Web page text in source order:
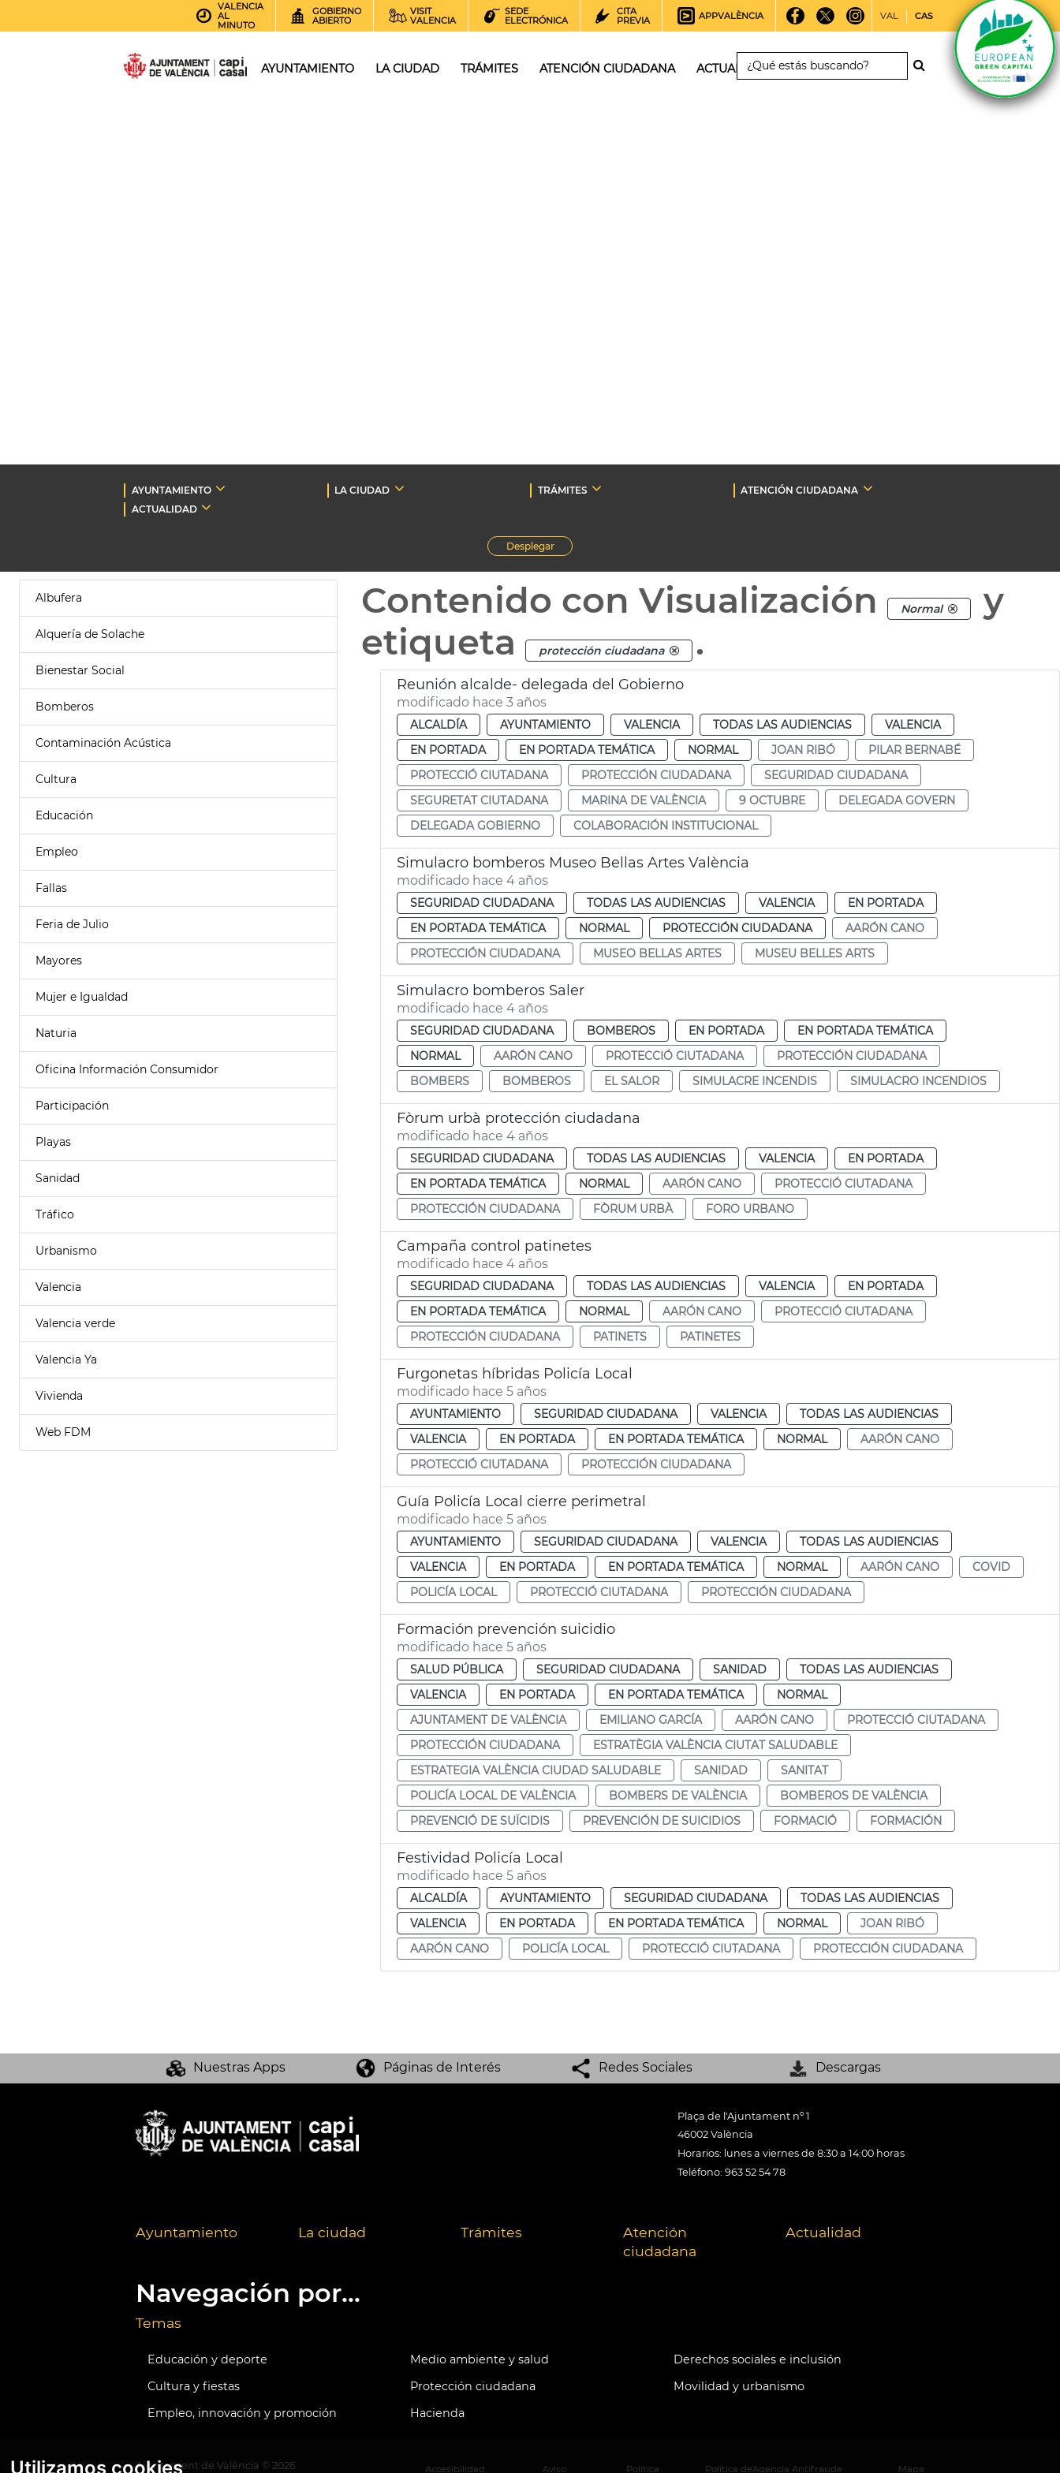
Utilizamos cookies
VALENCIA
AL
MINUTO
GOBIERNO
ABIERTO
VISIT
VALENCIA
SEDE
ELECTRÓNICA
CITA
PREVIA
APPVALÈNCIA VAL CAS
AYUNTAMIENTO LA CIUDAD TRÁMITES ATENCIÓN CIUDADANA ACTUALIDAD
AYUNTAMIENTO LA CIUDAD TRÁMITES
ATENCIÓN CIUDADANA
ACTUALIDAD
Desplegar
Albufera
Alquería de Solache
Bienestar Social
Bomberos
Contaminación Acústica
Cultura
Educación
Empleo
Fallas
Feria de Julio
Mayores
Mujer e Igualdad
Naturia
Oficina Información Consumidor
Participación
Playas
Sanidad
Tráfico
Urbanismo
Valencia
Valencia verde
Valencia Ya
Vivienda
Web FDM
Contenido con Visualización Normal
y
etiqueta
protección ciudadana .
Reunión alcalde- delegada del Gobierno
modificado hace 3 años
ALCALDÍA AYUNTAMIENTO VALENCIA TODAS LAS AUDIENCIAS
VALENCIA
EN PORTADA
EN PORTADA TEMÁTICA NORMAL JOAN RIBÓ
PILAR BERNABÉ
PROTECCIÓ CIUTADANA
PROTECCIÓN CIUDADANA
SEGURIDAD CIUDADANA
SEGURETAT CIUTADANA
MARINA DE VALÈNCIA 9 OCTUBRE
DELEGADA GOVERN
DELEGADA GOBIERNO
COLABORACIÓN INSTITUCIONAL
Simulacro bomberos Museo Bellas Artes València
modificado hace 4 años
SEGURIDAD CIUDADANA TODAS LAS AUDIENCIAS VALENCIA
EN PORTADA
EN PORTADA TEMÁTICA
NORMAL PROTECCIÓN CIUDADANA
AARÓN CANO
PROTECCIÓN CIUDADANA
MUSEO BELLAS ARTES MUSEU BELLES ARTS
Simulacro bomberos Saler
modificado hace 4 años
SEGURIDAD CIUDADANA BOMBEROS EN PORTADA
EN PORTADA TEMÁTICA
NORMAL
AARÓN CANO PROTECCIÓ CIUTADANA
PROTECCIÓN CIUDADANA
BOMBERS
BOMBEROS EL SALOR SIMULACRE INCENDIS SIMULACRO INCENDIOS
Fòrum urbà protección ciudadana
modificado hace 4 años
SEGURIDAD CIUDADANA TODAS LAS AUDIENCIAS VALENCIA
EN PORTADA
EN PORTADA TEMÁTICA
NORMAL AARÓN CANO
PROTECCIÓ CIUTADANA
PROTECCIÓN CIUDADANA
FÒRUM URBÀ FORO URBANO
Campaña control patinetes
modificado hace 4 años
SEGURIDAD CIUDADANA TODAS LAS AUDIENCIAS VALENCIA
EN PORTADA
EN PORTADA TEMÁTICA
NORMAL AARÓN CANO
PROTECCIÓ CIUTADANA
PROTECCIÓN CIUDADANA
PATINETS PATINETES
Furgonetas híbridas Policía Local
modificado hace 5 años
AYUNTAMIENTO SEGURIDAD CIUDADANA VALENCIA
TODAS LAS AUDIENCIAS
VALENCIA
EN PORTADA EN PORTADA TEMÁTICA NORMAL
AARÓN CANO
PROTECCIÓ CIUTADANA
PROTECCIÓN CIUDADANA
Guía Policía Local cierre perimetral
modificado hace 5 años
AYUNTAMIENTO SEGURIDAD CIUDADANA VALENCIA
TODAS LAS AUDIENCIAS
VALENCIA
EN PORTADA EN PORTADA TEMÁTICA NORMAL AARÓN CANO
COVID
POLICÍA LOCAL
PROTECCIÓ CIUTADANA PROTECCIÓN CIUDADANA
Formación prevención suicidio
modificado hace 5 años
SALUD PÚBLICA SEGURIDAD CIUDADANA SANIDAD
TODAS LAS AUDIENCIAS
VALENCIA
EN PORTADA EN PORTADA TEMÁTICA
NORMAL
AJUNTAMENT DE VALÈNCIA
EMILIANO GARCÍA AARÓN CANO
PROTECCIÓ CIUTADANA
PROTECCIÓN CIUDADANA
ESTRATÈGIA VALÈNCIA CIUTAT SALUDABLE
ESTRATEGIA VALÈNCIA CIUDAD SALUDABLE
SANIDAD
SANITAT
POLICÍA LOCAL DE VALÈNCIA
BOMBERS DE VALÈNCIA
BOMBEROS DE VALÈNCIA
PREVENCIÓ DE SUÏCIDIS
PREVENCIÓN DE SUICIDIOS FORMACIÓ FORMACIÓN
Festividad Policía Local
modificado hace 5 años
ALCALDÍA AYUNTAMIENTO SEGURIDAD CIUDADANA
TODAS LAS AUDIENCIAS
VALENCIA
EN PORTADA EN PORTADA TEMÁTICA NORMAL
JOAN RIBÓ
AARÓN CANO
POLICÍA LOCAL PROTECCIÓ CIUTADANA PROTECCIÓN CIUDADANA
Nuestras Apps Páginas de Interés Redes Sociales Descargas
Plaça de l'Ajuntament nº 1
46002 València
Horarios: lunes a viernes de 8:30 a 14:00 horas
Teléfono: 963 52 54 78
Ayuntamiento La ciudad Trámites
Atención
ciudadana
Actualidad
Navegación por...
Temas
Educación y deporte Medio ambiente y salud
Derechos sociales e inclusión
Cultura y fiestas
Protección ciudadana
Movilidad y urbanismo
Empleo, innovación y promoción
Hacienda
Ajuntament de València © 2026 Accesibilidad Aviso Política Política deAgencia Antifraude Mapa